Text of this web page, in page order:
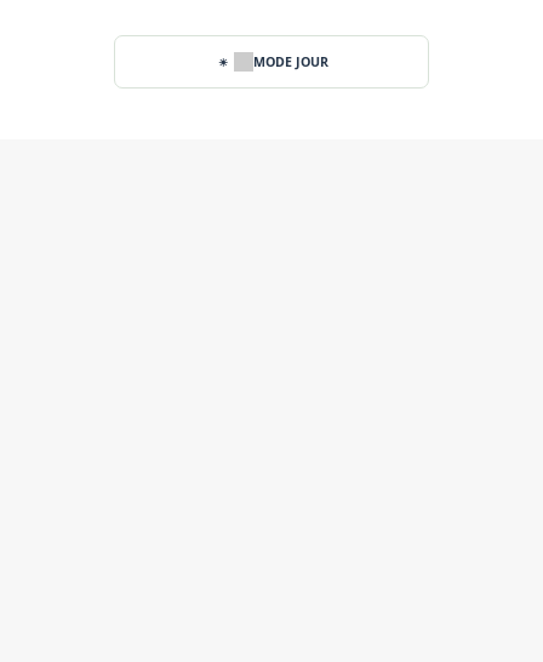
MODE JOUR